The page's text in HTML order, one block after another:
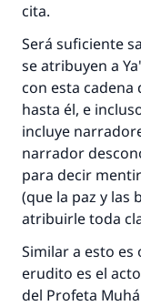
cita.
Será suficiente
se atribuyen a
con esta
hasta él, e
incluye
narrador
para decir
(que la paz y las
atribuirle toda
Similar a esto
erudito es el
del Profeta